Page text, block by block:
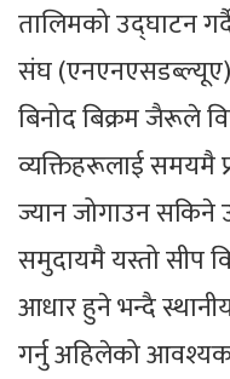
तालिमको उद्घाटन
संघ (एनएनएसडब्ल्यूए)
बिनोद बिक्रम जैरूले
व्यक्तिहरूलाई समयमै
ज्यान जोगाउन सकिने
समुदायमै यस्तो सीप
आधार हुने भन्दै स्थानीय
गर्नु अहिलेको